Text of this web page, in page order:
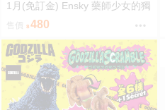
1月(免訂金) Ensky 藥師少女的獨
語 Q版動物裝珠鍊布偶吊飾 娃娃
2款分售 0816
480